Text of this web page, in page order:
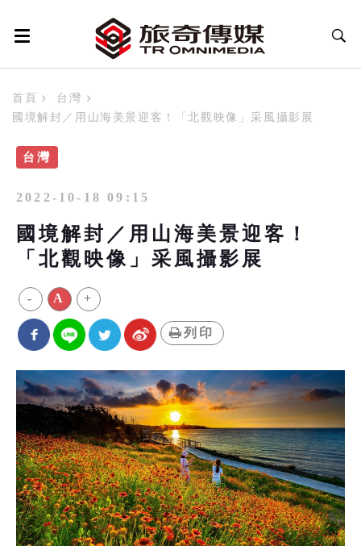
首頁
台灣
國境解封／用山海美景迎客！「北觀映像」采風攝影展
台灣
2022-10-18 09:15
國境解封／用山海美景迎客！
「北觀映像」采風攝影展
- A +
列印